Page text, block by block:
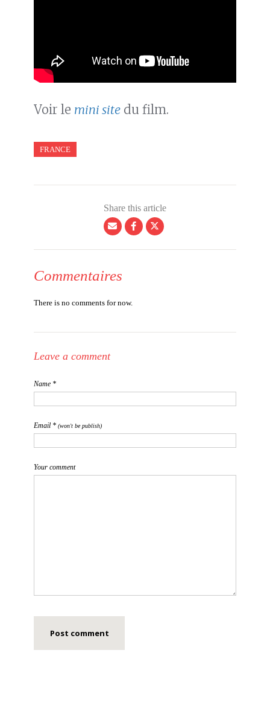
Voir le mini site du film.
FRANCE
Share this article
Commentaires
There is no comments for now.
Leave a comment
Name *
Email * (won't be publish)
Your comment